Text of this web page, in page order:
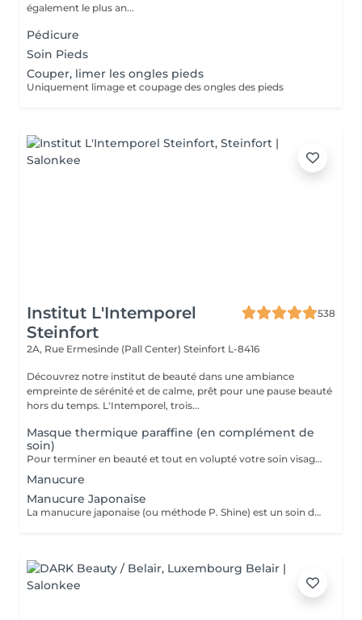
également le plus an...
Pédicure
Soin Pieds
Couper, limer les ongles pieds
Uniquement limage et coupage des ongles des pieds
Institut L'Intemporel
Steinfort
538
2A, Rue Ermesinde (Pall Center) Steinfort L-8416
Découvrez notre institut de beauté dans une ambiance
empreinte de sérénité et de calme, prêt pour une pause beauté
hors du temps. L'Intemporel, trois...
Masque thermique paraffine (en complément de
soin)
Pour terminer en beauté et tout en volupté votre soin visage, nous vous proposons le 'double masque '. Cela consiste en une application d'un masque crème bourré d'actifs hydratants/régénérants/anti-âge ou anti-oxydants suivi d'un bain de paraffine tiède. Ceci permet la pénétration intégrale du masque crème grâce à la chaleur de la paraffine et un fin de soin en douceur grâce aux actifs de la paraffine adoucissants et calmants. Une véritable sensation de détente.
Manucure
Manucure Japonaise
La manucure japonaise (ou méthode P. Shine) est un soin de beauté naturel et ancestral visant à renforcer, nourrir et faire briller les ongles sans vernis ni gel. En utilisant des produits naturels comme la cire d'abeille, des minéraux, et de la poudre de perle, elle rend les ongles sains, forts et brillants avec un effet miroir, idéal pour réparer les ongles abîmés (après gel ou semi-permanent, grossesse...). Convient aux ongles naturels fragiles, mous, cassants ou dédoublés, mais aussi simplement pour offrir une période de repos et de soin aux ongles. Possible en cure : 5 + 1 gratuite ou 10 + 2 gratuites